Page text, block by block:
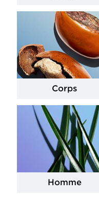
Corps
Homme